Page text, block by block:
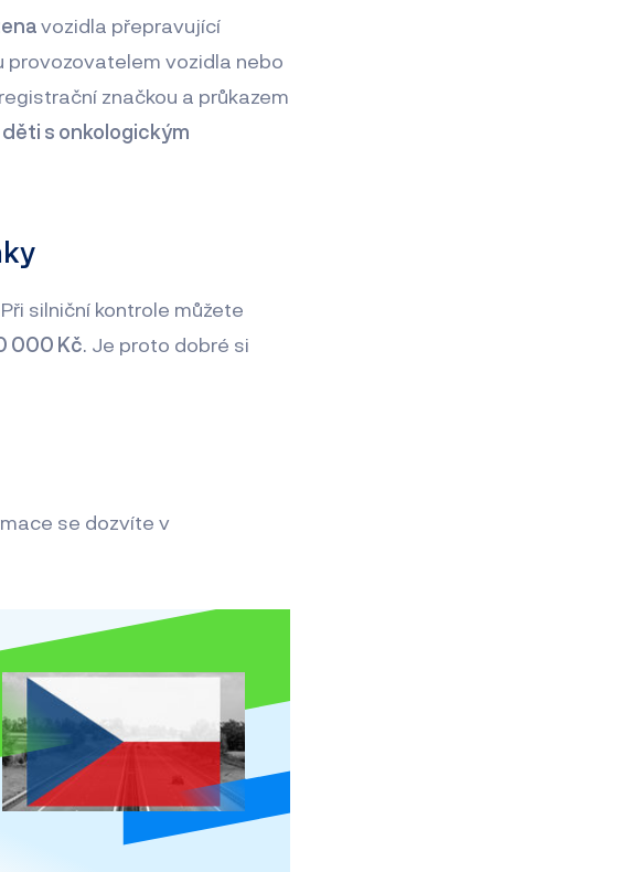
vozidla přepravující
provozovatelem vozidla nebo
značkou a průkazem
s onkologickým
silniční kontrole můžete
000 Kč. Je proto dobré si
se dozvíte v